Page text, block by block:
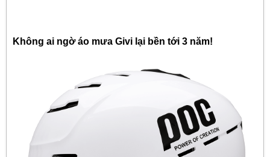
Không ai ngờ áo mưa Givi lại bền tới 3 năm!